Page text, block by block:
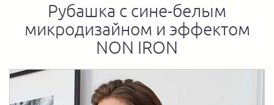
Рубашка с сине-белым
микродизайном и эффектом
NON IRON